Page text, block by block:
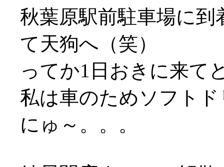
秋葉原駅前駐車場に
て天狗へ（笑）
ってか1日おきに来て
私は車のためソフト
にゅ～。。。